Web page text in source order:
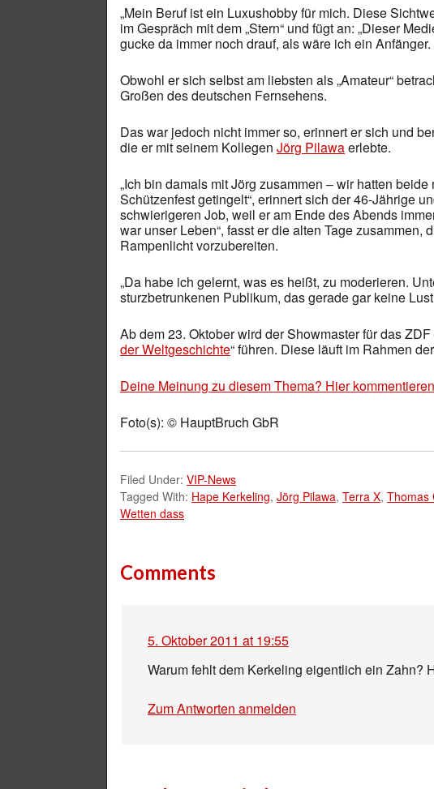
„Mein Beruf ist ein Luxushobby für mich. Diese
im Gespräch mit dem „Stern“ und fügt an: „Dieser
gucke da immer noch drauf, als wäre ich ein
Obwohl er sich selbst am liebsten als „Amateur“
Großen des deutschen Fernsehens.
Das war jedoch nicht immer so, erinnert er sich und
die er mit seinem Kollegen Jörg Pilawaerlebte.
„Ich bin damals mit Jörg zusammen – wir hatten
Schützenfest getingelt“, erinnert sich der 46-Jährige
schwierigeren Job, weil er am Ende des Abends
war unser Leben“, fasst er die alten Tage
Rampenlicht vorzubereiten.
„Da habe ich gelernt, was es heißt, zu moderieren.
sturzbetrunkenen Publikum, das gerade gar keine
Ab dem 23. Oktober wird der Showmaster für das
der Weltgeschichte“ führen. Diese läuft im Rahmen
Deine Meinung zu diesem Thema? Hier
Foto(s): © HauptBruch GbR
Filed Under: VIP-News
Tagged With: Hape Kerkeling, Jörg Pilawa, Terra X, Thomas
Wetten dass
Comments
5. Oktober 2011 at 19:55
Warum fehlt dem Kerkeling eigentlich ein Zahn?
Zum Antworten anmelden